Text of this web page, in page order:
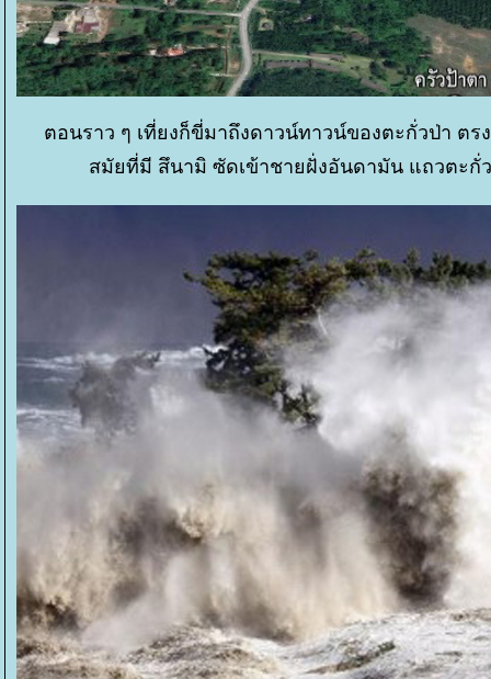
ตอนราว ๆ เที่ยงก็ขี่มาถึงดาวน์ทาวน์ของตะกั่วป่า ต
สมัยที่มี สึนามิ ซัดเข้าชายฝั่งอันดามัน แถวตะกั่